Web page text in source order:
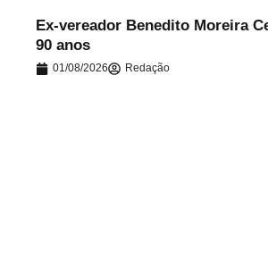
Ex-vereador Benedito Moreira
90 anos
01/08/2026 Redação